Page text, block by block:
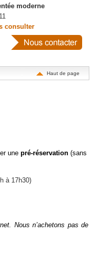
moderne
consulter
Haut de page
une pré-réservation (sans
à 17h30)
Nous n’achetons pas de